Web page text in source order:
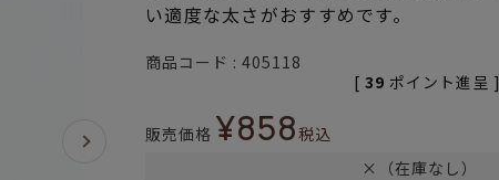
い適度な太さがおすすめです。
商品コード 405118
販売価格 ¥858税込
[ 39 ポイント進呈 ]
×（在庫なし）